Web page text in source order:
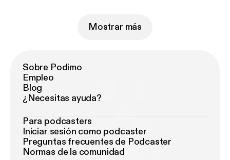
Mostrar más
Sobre Podimo
Empleo
Blog
¿Necesitas ayuda?
Para podcasters
Iniciar sesión como podcaster
Preguntas frecuentes de Podcaster
Normas de la comunidad